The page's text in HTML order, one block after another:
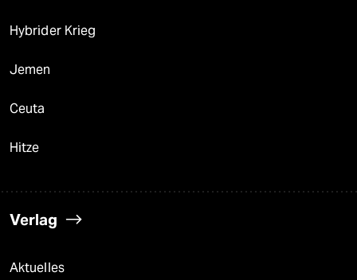
Hybrider Krieg
Jemen
Ceuta
Hitze
Verlag
Aktuelles